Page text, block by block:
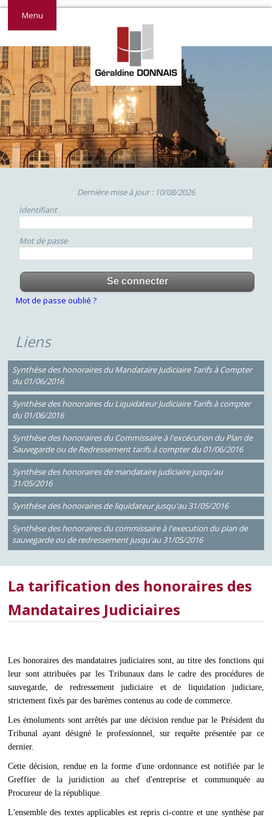
Menu
Dernière mise à jour : 10/08/2026
Identifiant
Mot de passe
Mot de passe oublié ?
Liens
Synthèse des honoraires du Mandataire Judiciaire Tarifs à Compter
du 01/06/2016
Synthèse des honoraires du Liquidateur Judiciaire Tarifs à compter
du 01/06/2016
Synthèse des honoraires du Commissaire à l'excécution du Plan de
Sauvegarde ou de Redressement tarifs à compter du 01/06/2016
Synthèse des honoraires de mandataire judiciaire jusqu'au
31/05/2016
Synthèse des honoraires de liquidateur jusqu'au 31/05/2016
Synthèse des honoraires du commissaire à l'execution du plan de
sauvegarde ou de redressement jusqu'au 31/05/2016
La tarification des honoraires des
Mandataires Judiciaires
Les honoraires des mandataires judiciaires sont, au titre des fonctions qui
leur sont attribuées par les Tribunaux dans le cadre des procédures de
sauvegarde, de redressement judiciaire et de liquidation judiciare,
strictement fixés par des barèmes contenus au code de commerce.
Les émoluments sont arrêtés par une décision rendue par le Président du
Tribunal ayant désigné le professionnel, sur requête présentée par ce
dernier.
Cette décision, rendue en la forme d'une ordonnance est notifiée par le
Greffier de la juridiction au chef d'entreprise et communquée au
Procureur de la république.
L'ensemble des textes applicables est repris ci-contre et une synthèse par